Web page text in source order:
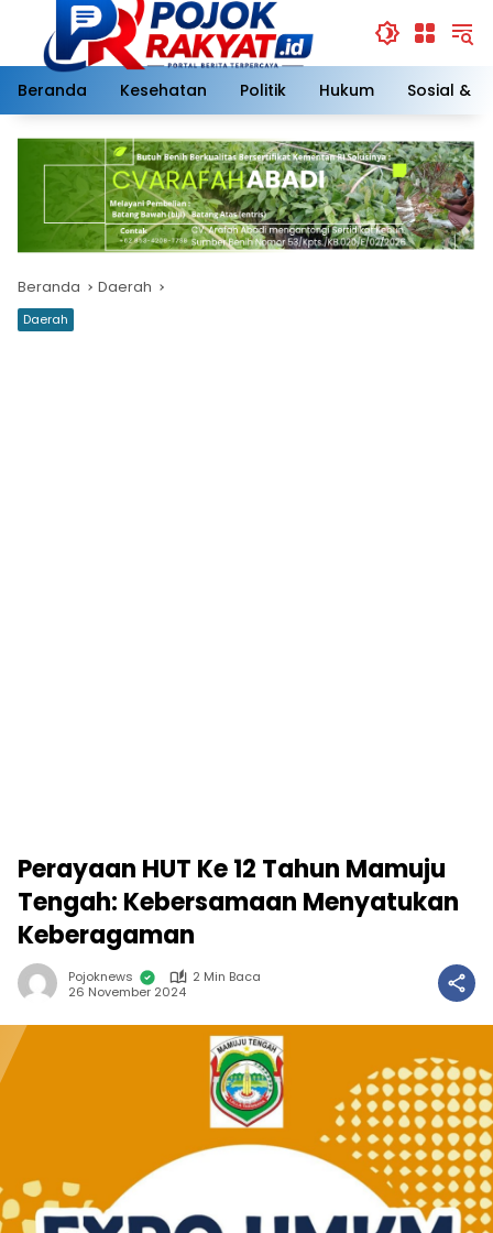
Langsung
konten
Beranda
Kesehatan Politik Hukum Sosial &
Beranda Daerah
Daerah
Perayaan HUT Ke 12 Tahun Mamuju
Tengah: Kebersamaan Menyatukan
Keberagaman
Pojoknews
2 Min Baca
26 November 2024